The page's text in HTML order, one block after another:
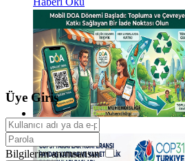
Haberi Oku
Üye Giriş
Bilgilerim anımsansın